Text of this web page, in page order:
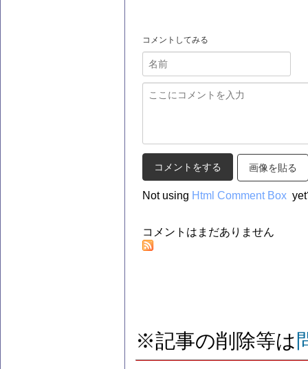
コメントしてみる
画像を貼る
Not using Html Comment Box
コメントはまだありません
※記事の削除等は